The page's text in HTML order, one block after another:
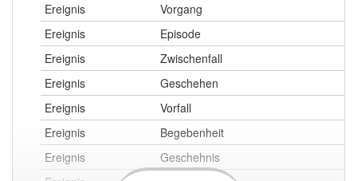
Ereignis
Vorgang
Ereignis
Episode
Ereignis
Zwischenfall
Ereignis
Geschehen
Ereignis
Vorfall
Ereignis
Begebenheit
Ereignis
Geschehnis